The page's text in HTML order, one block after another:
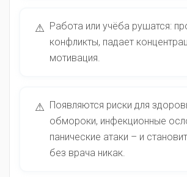
⚠ Работа или учёба рушатся:
конфликты, падает
мотивация.
⚠ Появляются риски для
обмороки, инфекционные
панические атаки – и
без врача никак.